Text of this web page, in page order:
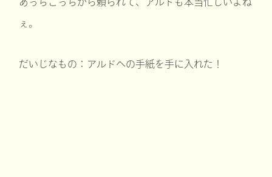
あっちこっちから頼られて、アルドも本当忙しいよね
ぇ。
だいじなもの：アルドへの手紙を手に入れた！